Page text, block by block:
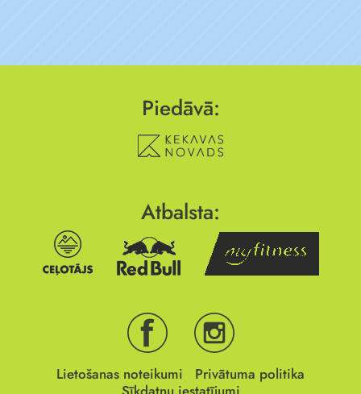
Piedāvā:
Atbalsta:
Lietošanas noteikumi
Privātuma politika